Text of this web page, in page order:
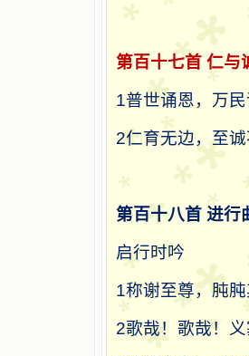
第百十七首 仁与
1普世诵恩，万
2仁育无边，至
第百十八首 进行
启行时吟
1称谢至尊，肫
2歌哉！歌哉！